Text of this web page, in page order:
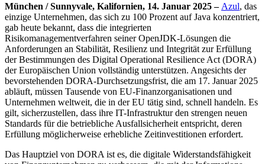
München / Sunnyvale, Kalifornien, 14. Januar 2025 – Azul, das
einzige Unternehmen, das sich zu 100 Prozent auf Java konzentriert,
gab heute bekannt, dass die integrierten
Risikomanagementverfahren seiner OpenJDK-Lösungen die
Anforderungen an Stabilität, Resilienz und Integrität zur Erfüllung
der Bestimmungen des Digital Operational Resilience Act (DORA)
der Europäischen Union vollständig unterstützen. Angesichts der
bevorstehenden DORA-Durchsetzungsfrist, die am 17. Januar 2025
abläuft, müssen Tausende von EU-Finanzorganisationen und
Unternehmen weltweit, die in der EU tätig sind, schnell handeln. Es
gilt, sicherzustellen, dass ihre IT-Infrastruktur den strengen neuen
Standards für die betriebliche Ausfallsicherheit entspricht, deren
Erfüllung möglicherweise erhebliche Zeitinvestitionen erfordert.
Das Hauptziel von DORA ist es, die digitale Widerstandsfähigkeit